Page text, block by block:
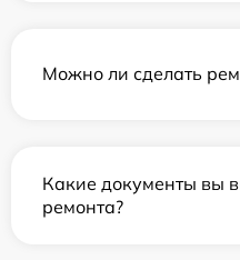
Можно ли сделать
Какие документы вы
ремонта?